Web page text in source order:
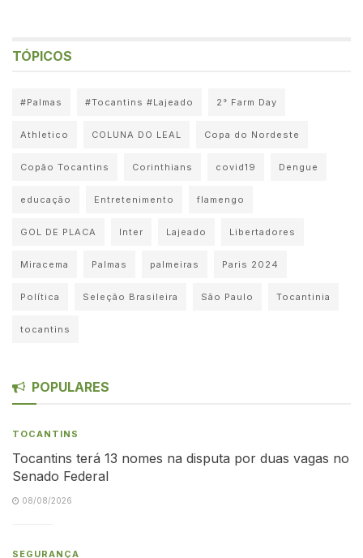
TÓPICOS
#Palmas #Tocantins #Lajeado 2° Farm Day
Athletico COLUNA DO LEAL Copa do Nordeste
Copão Tocantins Corinthians covid19 Dengue
educação Entretenimento flamengo
GOL DE PLACA Inter Lajeado Libertadores
Miracema Palmas palmeiras Paris 2024
Política Seleção Brasileira São Paulo Tocantinia
tocantins
POPULARES
TOCANTINS
Tocantins terá 13 nomes na disputa por duas vagas no
Senado Federal
08/08/2026
SEGURANÇA